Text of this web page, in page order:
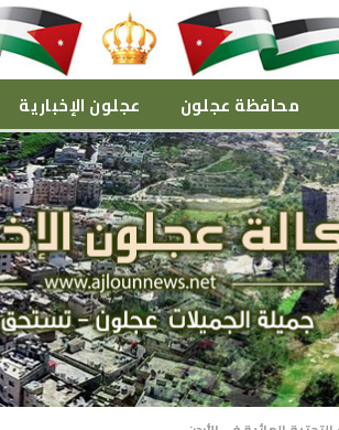
محافظة عجلون عجلون الإخبارية